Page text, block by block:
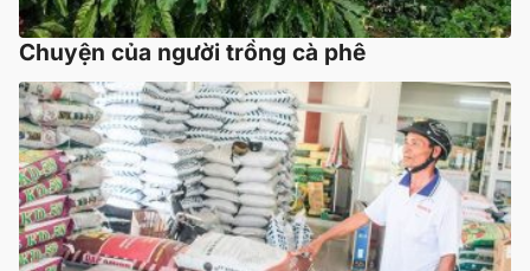
Chuyện của người trồng cà phê